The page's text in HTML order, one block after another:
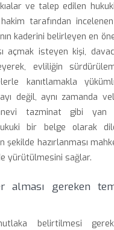
ve talep edilen
tarafından
kaderini belirleyen en
açmak isteyen kişi,
evliliğin
kanıtlamakla
değil, aynı zamanda
tazminat gibi yan
bir belge olarak
şekilde hazırlanması
yürütülmesini sağlar.
alması gereken
belirtilmesi